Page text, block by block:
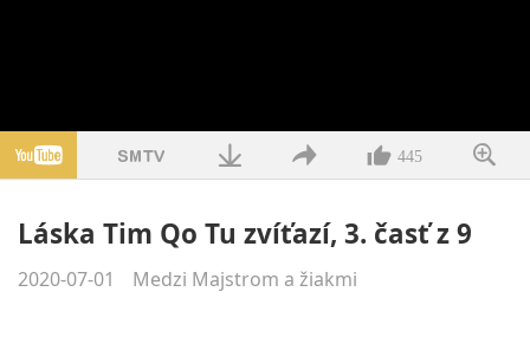
445
Láska Tim Qo Tu zvíťazí, 3. časť z 9
2020-07-01 Medzi Majstrom a žiakmi